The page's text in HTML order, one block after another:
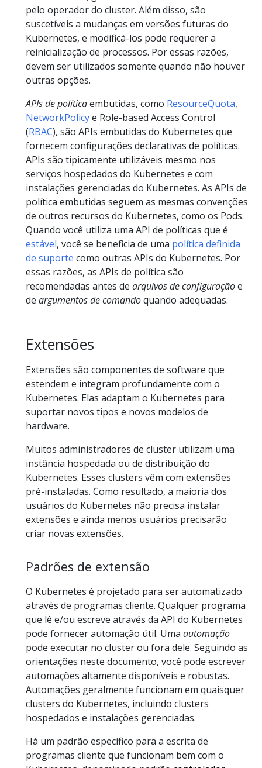
pelo operador do cluster. Além disso, são
suscetíveis a mudanças em versões futuras do
Kubernetes, e modificá-los pode requerer a
reinicialização de processos. Por essas razões,
devem ser utilizados somente quando não houver
outras opções.
APIs de políticaembutidas, como ResourceQuota,
NetworkPolicye Role-based Access Control
(RBAC), são APIs embutidas do Kubernetes que
fornecem configurações declarativas de políticas.
APIs são tipicamente utilizáveis mesmo nos
serviços hospedados do Kubernetes e com
instalações gerenciadas do Kubernetes. As APIs de
política embutidas seguem as mesmas convenções
de outros recursos do Kubernetes, como os Pods.
Quando você utiliza uma API de políticas que é
estável, você se beneficia de uma política definida
de suporte como outras APIs do Kubernetes. Por
essas razões, as APIs de política são
recomendadas antes de arquivos de configuraçãoe
de argumentos de comandoquando adequadas.
Extensões
Extensões são componentes de software que
estendem e integram profundamente com o
Kubernetes. Elas adaptam o Kubernetes para
suportar novos tipos e novos modelos de
hardware.
Muitos administradores de cluster utilizam uma
instância hospedada ou de distribuição do
Kubernetes. Esses clusters vêm com extensões
pré-instaladas. Como resultado, a maioria dos
usuários do Kubernetes não precisa instalar
extensões e ainda menos usuários precisarão
criar novas extensões.
Padrões de extensão
O Kubernetes é projetado para ser automatizado
através de programas cliente. Qualquer programa
que lê e/ou escreve através da API do Kubernetes
pode fornecer automação útil. Uma automação
pode executar no cluster ou fora dele. Seguindo as
orientações neste documento, você pode escrever
automações altamente disponíveis e robustas.
Automações geralmente funcionam em quaisquer
clusters do Kubernetes, incluindo clusters
hospedados e instalações gerenciadas.
Há um padrão específico para a escrita de
programas cliente que funcionam bem com o